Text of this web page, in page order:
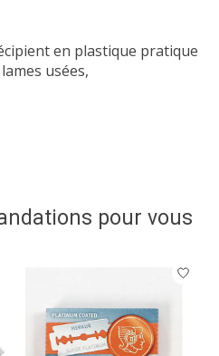
en plastique pratique
usées,
pour vous